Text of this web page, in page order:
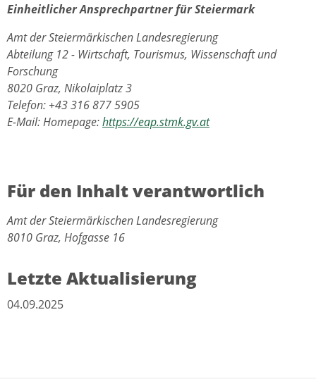
Einheitlicher Ansprechpartner für Steiermark
Amt der Steiermärkischen Landesregierung
Abteilung 12 - Wirtschaft, Tourismus, Wissenschaft und
Forschung
8020 Graz, Nikolaiplatz 3
Telefon: +43 316 877 5905
E-Mail: Homepage:https://eap.stmk.gv.at
Für den Inhalt verantwortlich
Amt der Steiermärkischen Landesregierung
8010 Graz, Hofgasse 16
Letzte Aktualisierung
04.09.2025